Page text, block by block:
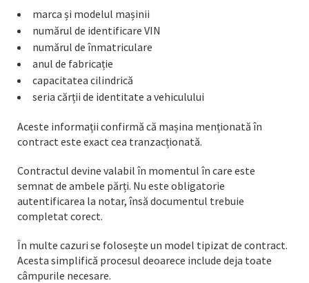
marca și modelul mașinii
numărul de identificare VIN
numărul de înmatriculare
anul de fabricație
capacitatea cilindrică
seria cărții de identitate a vehiculului
Aceste informații confirmă că mașina menționată în
contract este exact cea tranzacționată.
Contractul devine valabil în momentul în care este
semnat de ambele părți. Nu este obligatorie
autentificarea la notar, însă documentul trebuie
completat corect.
În multe cazuri se folosește un model tipizat de contract.
Acesta simplifică procesul deoarece include deja toate
câmpurile necesare.